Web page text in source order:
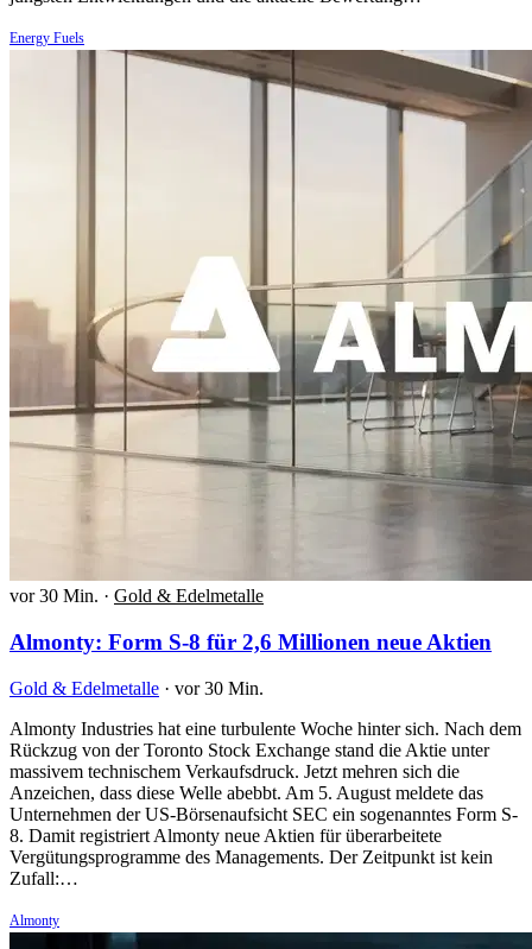
Energy Fuels
vor 30 Min. · Gold & Edelmetalle
Almonty: Form S-8 für 2,6 Millionen neue Aktien
Gold & Edelmetalle · vor 30 Min.
Almonty Industries hat eine turbulente Woche hinter sich. Nach dem
Rückzug von der Toronto Stock Exchange stand die Aktie unter
massivem technischem Verkaufsdruck. Jetzt mehren sich die
Anzeichen, dass diese Welle abebbt. Am 5. August meldete das
Unternehmen der US-Börsenaufsicht SEC ein sogenanntes Form S-
8. Damit registriert Almonty neue Aktien für überarbeitete
Vergütungsprogramme des Managements. Der Zeitpunkt ist kein
Zufall:…
Almonty